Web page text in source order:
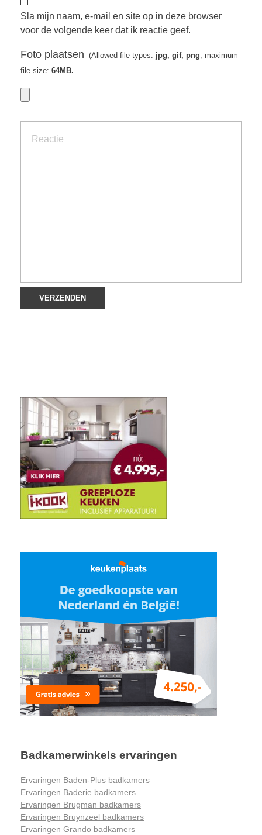
Sla mijn naam, e-mail en site op in deze browser
voor de volgende keer dat ik reactie geef.
Foto plaatsen (Allowed file types: jpg, gif, png, maximum
file size: 64MB.
Badkamerwinkels ervaringen
Ervaringen Baden-Plus badkamers
Ervaringen Baderie badkamers
Ervaringen Brugman badkamers
Ervaringen Bruynzeel badkamers
Ervaringen Grando badkamers